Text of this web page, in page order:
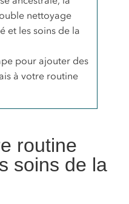
nettoyage
et les soins de la
pour ajouter des
à votre routine
routine
soins de la